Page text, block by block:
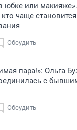
юбке или
чаще
Обсудить
пара!»: Ольга
с
Обсудить